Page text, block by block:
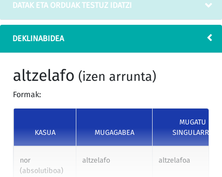
DATAK ETA ORDUAK TESTUZ IDATZI
DEKLINABIDEA
altzelafo (izen arrunta)
Formak:
KASUA MUGAGABEA
MUGATU
SINGULARRA
nor
(absolutiboa)
altzelafo altzelafoa